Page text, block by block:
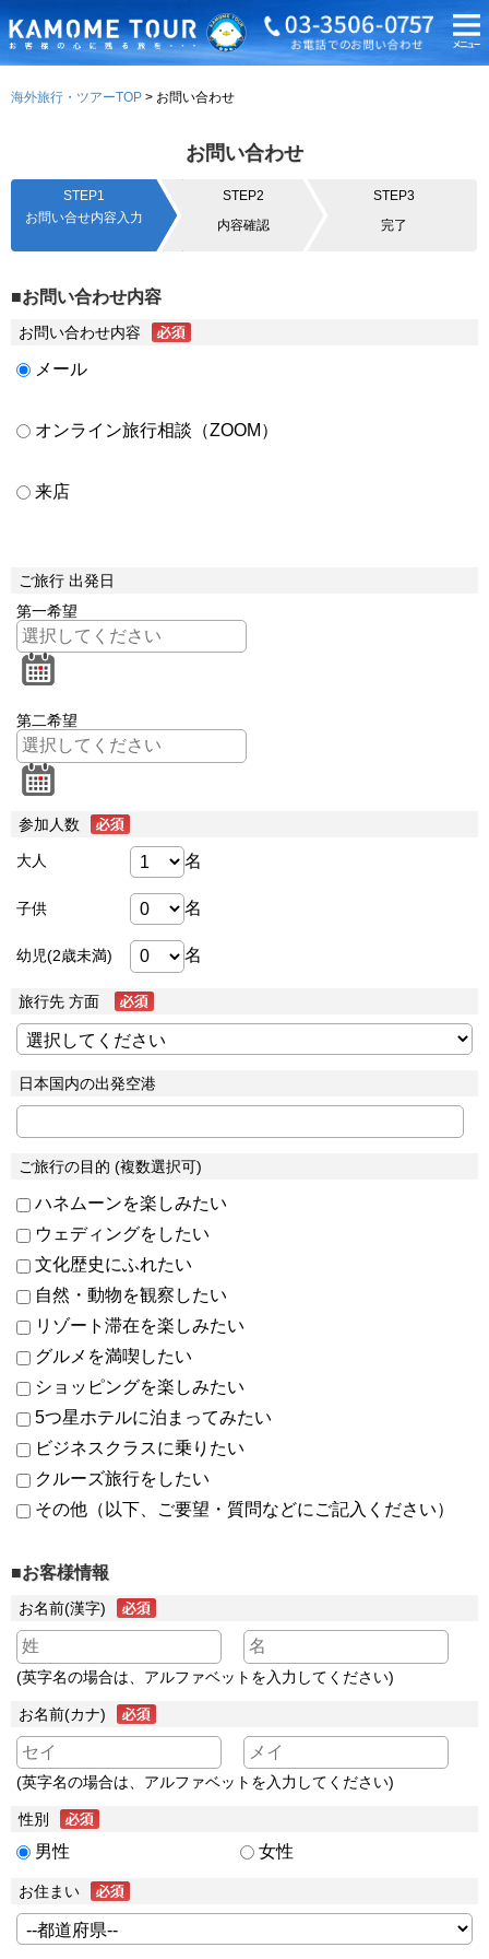
海外旅行・ツアーTOP お問い合わせ
お問い合わせ
STEP1
お問い合せ内容入力
STEP2
内容確認
STEP3
完了
■お問い合わせ内容
お問い合わせ内容
メール
オンライン旅行相談（ZOOM）
来店
ご旅行 出発日
第一希望
第二希望
参加人数
大人 名
子供 名
幼児(2歳未満) 名
旅行先 方面
日本国内の出発空港
ご旅行の目的 (複数選択可)
ハネムーンを楽しみたい
ウェディングをしたい
文化歴史にふれたい
自然・動物を観察したい
リゾート滞在を楽しみたい
グルメを満喫したい
ショッピングを楽しみたい
5つ星ホテルに泊まってみたい
ビジネスクラスに乗りたい
クルーズ旅行をしたい
その他（以下、ご要望・質問などにご記入ください）
■お客様情報
お名前(漢字)
(英字名の場合は、アルファベットを入力してください)
お名前(カナ)
(英字名の場合は、アルファベットを入力してください)
性別
男性 女性
お住まい